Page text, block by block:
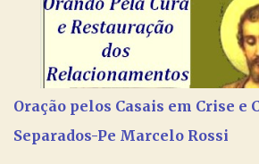
Amém. Novena a Nhá Chica (Oração para
celestiais através da intercessão da Serva
(Rezar durante nove dias seguidos ou
recorro a vós como intercessora entre a
entregueis nas mãos do Santíssimo o meu
o pedido). Acolhei, Nhá Chica, no vosso
Oração pelos Casais em Crise e
Separados-Pe Marcelo Rossi